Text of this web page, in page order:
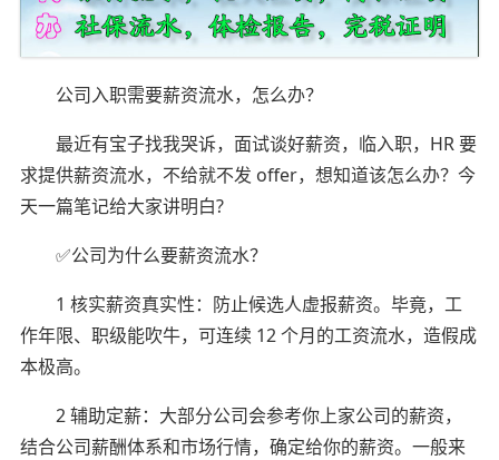
公司入职需要薪资流水，怎么办？
最近有宝子找我哭诉，面试谈好薪资，临入职，HR 要
求提供薪资流水，不给就不发 offer，想知道该怎么办？今
天一篇笔记给大家讲明白?
✅公司为什么要薪资流水？
1 核实薪资真实性：防止候选人虚报薪资。毕竟，工
作年限、职级能吹牛，可连续 12 个月的工资流水，造假成
本极高。
2 辅助定薪：大部分公司会参考你上家公司的薪资，
结合公司薪酬体系和市场行情，确定给你的薪资。一般来